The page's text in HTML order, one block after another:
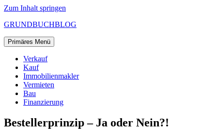
Zum Inhalt springen
GRUNDBUCHBLOG
Primäres Menü
Verkauf
Kauf
Immobilienmakler
Vermieten
Bau
Finanzierung
Bestellerprinzip – Ja oder Nein?!